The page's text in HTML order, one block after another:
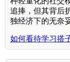
追捧，但其背后
独经济下的无奈
如何看待学习搭